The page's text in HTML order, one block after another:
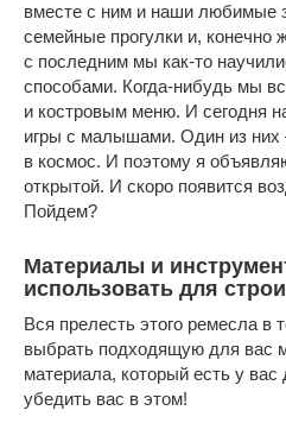
вместе с ним и наши любимые
семейные прогулки и, конечно
с последним мы как-то
способами. Когда-нибудь мы
и костровым меню. И сегодня
игры с малышами. Один из них
в космос. И поэтому я
открытой. И скоро появится
Пойдем?
Материалы и
использовать для
Вся прелесть этого ремесла в
выбрать подходящую для вас
материала, который есть у
убедить вас в этом!